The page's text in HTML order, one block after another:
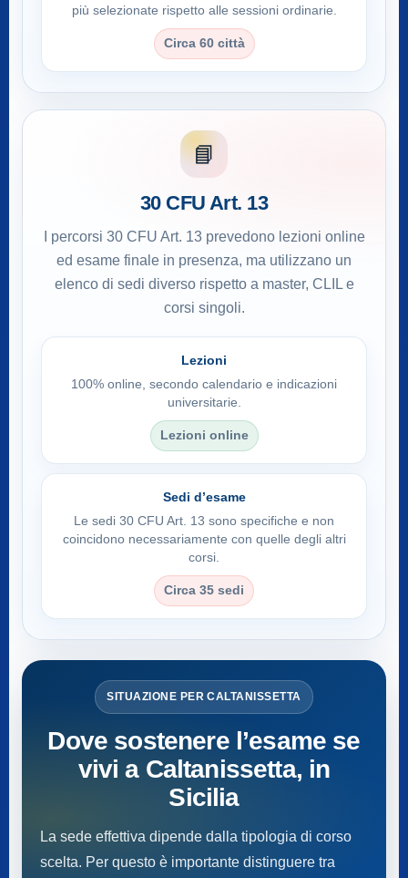
più selezionate rispetto alle sessioni ordinarie.
Circa 60 città
📘
30 CFU Art. 13
I percorsi 30 CFU Art. 13 prevedono lezioni online
ed esame finale in presenza, ma utilizzano un
elenco di sedi diverso rispetto a master, CLIL e
corsi singoli.
Lezioni
100% online, secondo calendario e indicazioni
universitarie.
Lezioni online
Sedi d’esame
Le sedi 30 CFU Art. 13 sono specifiche e non
coincidono necessariamente con quelle degli altri
corsi.
Circa 35 sedi
SITUAZIONE PER CALTANISSETTA
Dove sostenere l’esame se
vivi a Caltanissetta, in
Sicilia
La sede effettiva dipende dalla tipologia di corso
scelta. Per questo è importante distinguere tra